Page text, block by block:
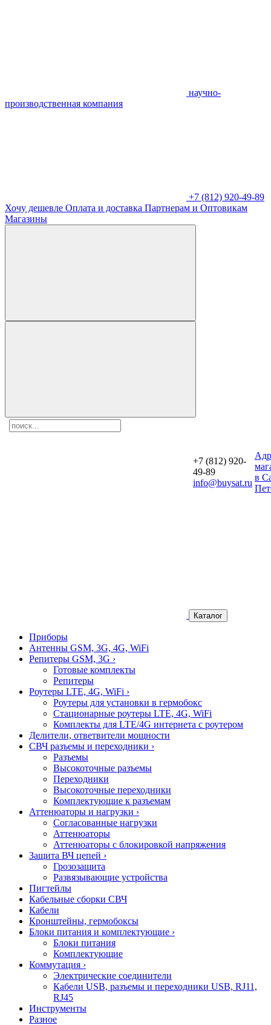
научно-
производственная компания
+7 (812) 920-49-89
Хочу дешевле Оплата и доставка Партнерам и Оптовикам
Магазины
+7 (812) 920-
49-89
info@buysat.ru
в
Каталог
Приборы
Антенны GSM, 3G, 4G, WiFi
Репитеры GSM, 3G ›
Готовые комплекты
Репитеры
Роутеры LTE, 4G, WiFi ›
Роутеры для установки в гермобокс
Стационарные роутеры LTE, 4G, WiFi
Комплекты для LTE/4G интернета с роутером
Делители, ответвители мощности
СВЧ разъемы и переходники ›
Разъемы
Высокоточные разъемы
Переходники
Высокоточные переходники
Комплектующие к разъемам
Аттенюаторы и нагрузки ›
Согласованные нагрузки
Аттенюаторы
Аттенюаторы с блокировкой напряжения
Защита ВЧ цепей ›
Грозозащита
Развязывающие устройства
Пигтейлы
Кабельные сборки СВЧ
Кабели
Кронштейны, гермобоксы
Блоки питания и комплектующие ›
Блоки питания
Комплектующие
Коммутация ›
Электрические соединители
Кабели USB, разъемы и переходники USB, RJ11,
RJ45
Инструменты
Разное